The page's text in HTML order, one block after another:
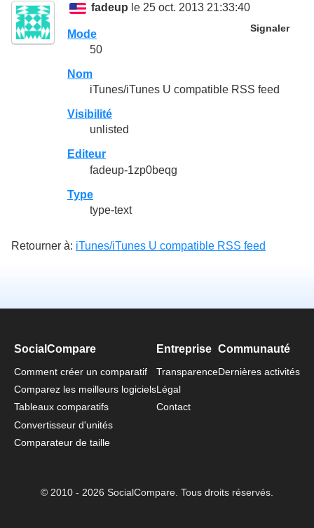
fadeup le 25 oct. 2013 21:33:40
Signaler
Mode
50
Nom
iTunes/iTunes U compatible RSS feed
Visibilité
unlisted
Editeur
fadeup-1zp0beqg
Type
type-text
Retourner à: iTunes/iTunes U compatible RSS feed
SocialCompare
Comment créer un comparatif
Comparez les meilleurs logiciels
Tableaux comparatifs
Convertisseur d'unités
Comparateur de taille
Entreprise
Transparence
Légal
Contact
Communauté
Dernières activités
© 2010 - 2026 SocialCompare. Tous droits réservés.